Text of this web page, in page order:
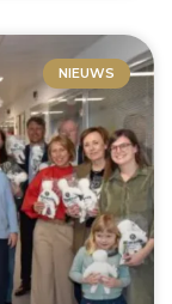
NIEUWS